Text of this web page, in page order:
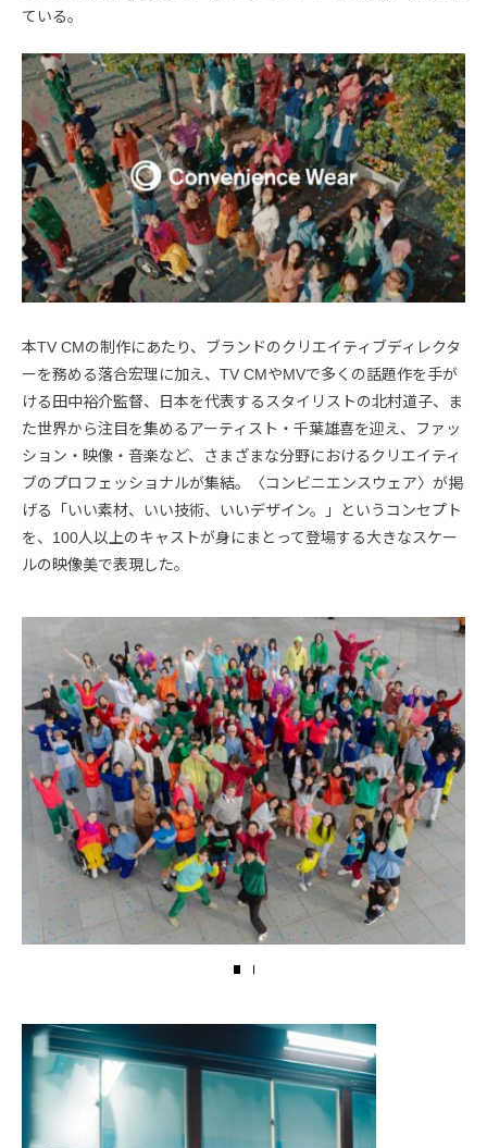
ている。
本TV CMの制作にあたり、ブランドのクリエイティブディレクタ
ーを務める落合宏理に加え、TV CMやMVで多くの話題作を手が
ける田中裕介監督、日本を代表するスタイリストの北村道子、ま
た世界から注目を集めるアーティスト・千葉雄喜を迎え、ファッ
ション・映像・音楽など、さまざまな分野におけるクリエイティ
ブのプロフェッショナルが集結。〈コンビニエンスウェア〉が掲
げる「いい素材、いい技術、いいデザイン。」というコンセプト
を、100人以上のキャストが身にまとって登場する大きなスケー
ルの映像美で表現した。